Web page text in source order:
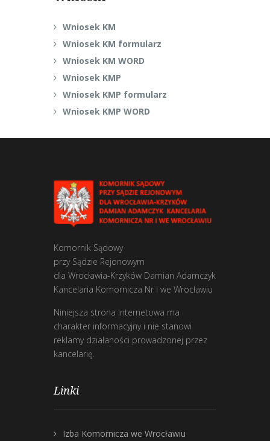
Wniosek KM
Wniosek KM formularz
Wniosek KM WORD
Wniosek KMP
Wniosek KMP formularz
Wniosek KMP WORD
Komornik Sądowy
przy Sądzie Rejonowym
dla Wrocławia-Krzyków Damian Adamczyk
Kancelaria Komornicza Nr I we Wrocławiu
Niniejsza strona internetowa ma
charakter informacyjny i nie stanowi
reklamy działaności prowadzonej przez
kancelarię.
Linki
Izba Komornicza we Wrocławiu